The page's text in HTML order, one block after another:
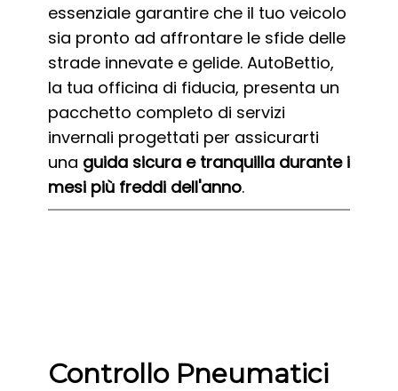
essenziale garantire che il tuo veicolo
sia pronto ad affrontare le sfide delle
strade innevate e gelide. AutoBettio,
la tua officina di fiducia, presenta un
pacchetto completo di servizi
invernali progettati per assicurarti
una guida sicura e tranquilla durante i
mesi più freddi dell'anno.
Controllo Pneumatici